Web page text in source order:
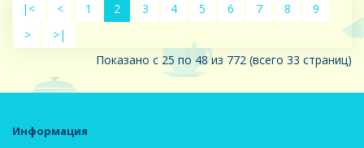
|< < 1 2 3 4 5 6 7 8
9
>
>|
Показано с 25 по 48 из 772 (всего 33 страниц)
Информация